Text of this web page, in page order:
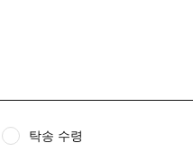
탁송 수령